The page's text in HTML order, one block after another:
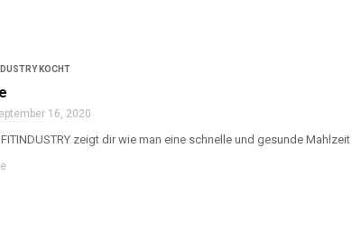
KOCHT
16, 2020
zeigt dir wie man eine schnelle und gesunde